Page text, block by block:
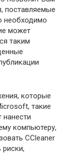
поставляемые
необходимо
может
таким
которые
такие
компьютеру,
CCleaner
риски,